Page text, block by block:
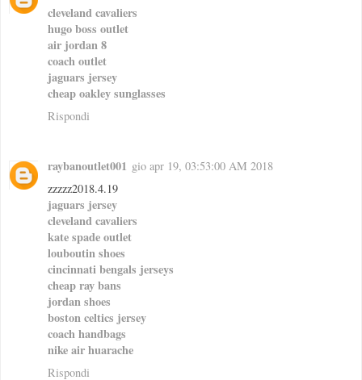
cleveland cavaliers
hugo boss outlet
air jordan 8
coach outlet
jaguars jersey
cheap oakley sunglasses
Rispondi
raybanoutlet001 gio apr 19, 03:53:00 AM 2018
zzzzz2018.4.19
jaguars jersey
cleveland cavaliers
kate spade outlet
louboutin shoes
cincinnati bengals jerseys
cheap ray bans
jordan shoes
boston celtics jersey
coach handbags
nike air huarache
Rispondi